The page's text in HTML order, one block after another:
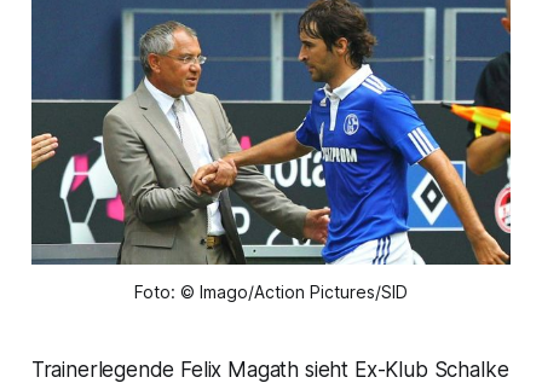
Foto: © Imago/Action Pictures/SID
Trainerlegende Felix Magath sieht Ex-Klub Schalke